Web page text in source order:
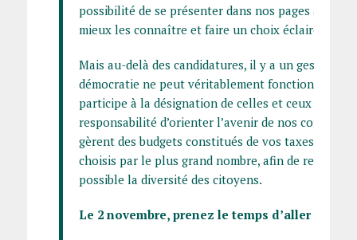
possibilité de se présenter dans nos pages afin
mieux les connaître et faire un choix éclairé.
Mais au-delà des candidatures, il y a un geste
démocratie ne peut véritablement fonctionner
participe à la désignation de celles et ceux qui
responsabilité d’orienter l’avenir de nos
gèrent des budgets constitués de vos taxes; ils
choisis par le plus grand nombre, afin de
possible la diversité des citoyens.
Le 2 novembre, prenez le temps d’aller voter